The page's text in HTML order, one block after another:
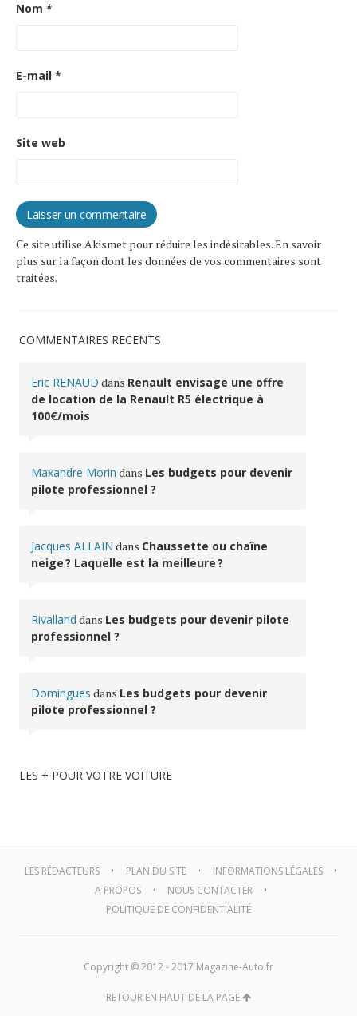
Nom *
E-mail *
Site web
Ce site utilise Akismet pour réduire les indésirables.En savoir
plus sur la façon dont les données de vos commentaires sont
traitées.
COMMENTAIRES RÉCENTS
Eric RENAUD dans Renault envisage une offre
de location de la Renault R5 électrique à
100€/mois
Maxandre Morin dans Les budgets pour devenir
pilote professionnel ?
Jacques ALLAIN dans Chaussette ou chaîne
neige ? Laquelle est la meilleure ?
Rivalland dans Les budgets pour devenir pilote
professionnel ?
Domingues dans Les budgets pour devenir
pilote professionnel ?
LES + POUR VOTRE VOITURE
LES RÉDACTEURS PLAN DU SITE
INFORMATIONS LÉGALES
A PROPOS
NOUS CONTACTER
POLITIQUE DE CONFIDENTIALITÉ
Copyright © 2012 - 2017 Magazine-Auto.fr
RETOUR EN HAUT DE LA PAGE